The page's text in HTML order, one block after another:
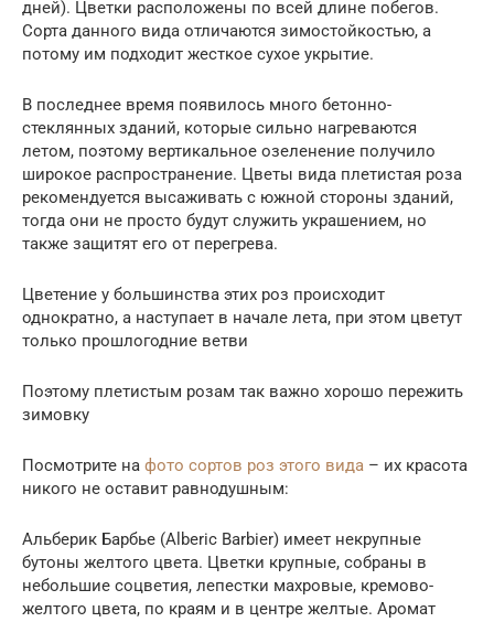
дней). Цветки расположены по всей длине побегов.
Сорта данного вида отличаются зимостойкостью, а
потому им подходит жесткое сухое укрытие.
В последнее время появилось много бетонно-
стеклянных зданий, которые сильно нагреваются
летом, поэтому вертикальное озеленение получило
широкое распространение. Цветы вида плетистая роза
рекомендуется высаживать с южной стороны зданий,
тогда они не просто будут служить украшением, но
также защитят его от перегрева.
Цветение у большинства этих роз происходит
однократно, а наступает в начале лета, при этом цветут
только прошлогодние ветви
Поэтому плетистым розам так важно хорошо пережить
зимовку
Посмотрите на фото сортов роз этого вида – их красота
никого не оставит равнодушным:
Альберик Барбье (Alberic Barbier) имеет некрупные
бутоны желтого цвета. Цветки крупные, собраны в
небольшие соцветия, лепестки махровые, кремово-
желтого цвета, по краям и в центре желтые. Аромат